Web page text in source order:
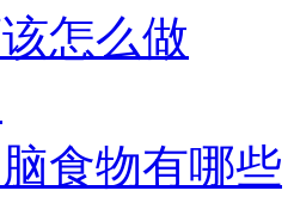
怎么做
食物有哪些